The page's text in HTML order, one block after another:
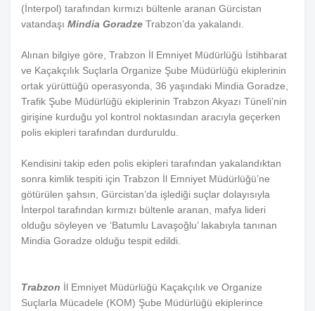
(İnterpol) tarafından kırmızı bültenle aranan Gürcistan
vatandaşı Mindia Goradze Trabzon’da yakalandı.
Alınan bilgiye göre, Trabzon İl Emniyet Müdürlüğü İstihbarat
ve Kaçakçılık Suçlarla Organize Şube Müdürlüğü ekiplerinin
ortak yürüttüğü operasyonda, 36 yaşındaki Mindia Goradze,
Trafik Şube Müdürlüğü ekiplerinin Trabzon Akyazı Tüneli’nin
girişine kurduğu yol kontrol noktasından aracıyla geçerken
polis ekipleri tarafından durduruldu.
Kendisini takip eden polis ekipleri tarafından yakalandıktan
sonra kimlik tespiti için Trabzon İl Emniyet Müdürlüğü’ne
götürülen şahsın, Gürcistan’da işlediği suçlar dolayısıyla
İnterpol tarafından kırmızı bültenle aranan, mafya lideri
olduğu söyleyen ve ‘Batumlu Lavaşoğlu’ lakabıyla tanınan
Mindia Goradze olduğu tespit edildi.
Trabzon İl Emniyet Müdürlüğü Kaçakçılık ve Organize
Suçlarla Mücadele (KOM) Şube Müdürlüğü ekiplerince